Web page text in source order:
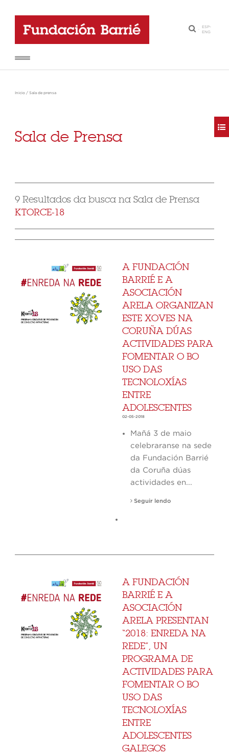
·
ESP-
ENG
Inicio / Sala de prensa
Sala de Prensa
9 Resultados da busca na Sala de Prensa
KTORCE-18
A FUNDACIÓN
BARRIÉ E A
ASOCIACIÓN
ARELA ORGANIZAN
ESTE XOVES NA
CORUÑA DÚAS
ACTIVIDADES PARA
FOMENTAR O BO
USO DAS
TECNOLOXÍAS
ENTRE
ADOLESCENTES
02-05-2018
Mañá 3 de maio
celebraranse na sede
da Fundación Barrié
da Coruña dúas
actividades en...
Seguir lendo
A FUNDACIÓN
BARRIÉ E A
ASOCIACIÓN
ARELA PRESENTAN
“2018: ENREDA NA
REDE”, UN
PROGRAMA DE
ACTIVIDADES PARA
FOMENTAR O BO
USO DAS
TECNOLOXÍAS
ENTRE
ADOLESCENTES
GALEGOS